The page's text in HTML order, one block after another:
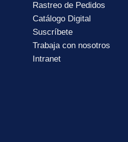
Rastreo de Pedidos
Catálogo Digital
Suscríbete
Trabaja con nosotros
Intranet